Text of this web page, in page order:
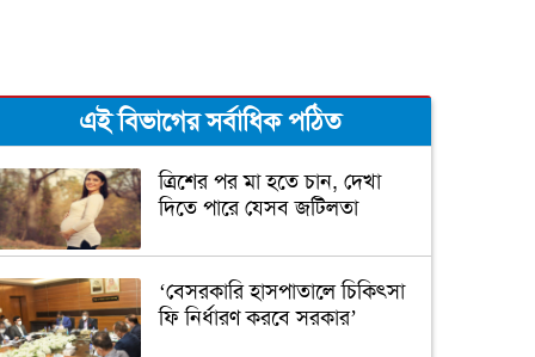
এই বিভাগের সর্বাধিক পঠিত
ত্রিশের পর মা হতে চান, দেখা
দিতে পারে যেসব জটিলতা
‘বেসরকারি হাসপাতালে চিকিৎসা
ফি নির্ধারণ করবে সরকার’